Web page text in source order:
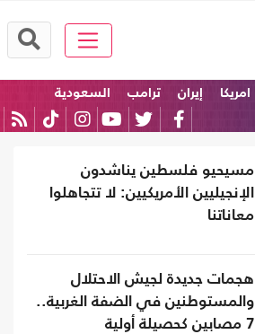
امريكا إيران ترامب
السعودية
مسيحيو فلسطين يناشدون
الإنجيليين الأمريكيين: لا تتجاهلوا
معاناتنا
هجمات جديدة لجيش الاحتلال
والمستوطنين في الضفة الغربية..
7 مصابين كحصيلة أولية